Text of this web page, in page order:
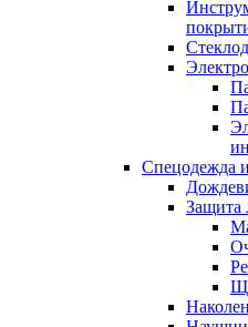
Спецодежда
Защита